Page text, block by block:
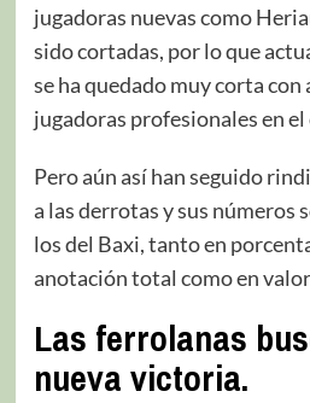
jugadoras nuevas como
sido cortadas, por lo que
se ha quedado muy corta con
jugadoras profesionales en
Pero aún así han seguido
a las derrotas y sus números
los del Baxi, tanto en
anotación total como en
Las ferrolanas
nueva victoria.